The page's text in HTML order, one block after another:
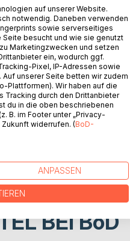
sind die Geschichte des
bis 9 Jahren.
tobt ein Unwetter, bei dem
wird. Auf ihm
Dort erwarten ihn
über den Vulkan auf der
von der Entstehung
IN
BEIBoD
auf unserer Website.
notwendig. Daneben verwenden
sowie serverseitiges
Seite besucht und wie sie genutzt
Marketingzwecken und setzen
ein, wodurch ggf.
Pixel, IP-Adressen sowie
unserer Seite betten wir zudem
Plattformen). Wir haben auf die
Tracking durch den Drittanbieter
du in die oben beschriebenen
B. im Footer unter „Privacy-
widerrufen. (BoD-
ANPASSEN